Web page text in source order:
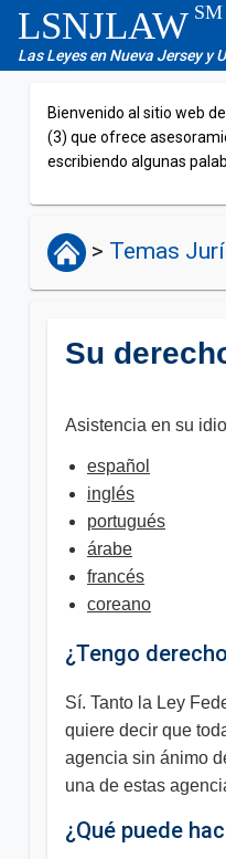
LSNJLAW SM
Las Leyes en Nueva Jersey y
Bienvenido al sitio web
(3) que ofrece
escribiendo algunas
> Temas
Su
Asistencia en su
español
inglés
portugués
árabe
francés
coreano
¿Tengo
Sí. Tanto la Ley
quiere decir que
agencia sin ánimo
una de estas
¿Qué puede